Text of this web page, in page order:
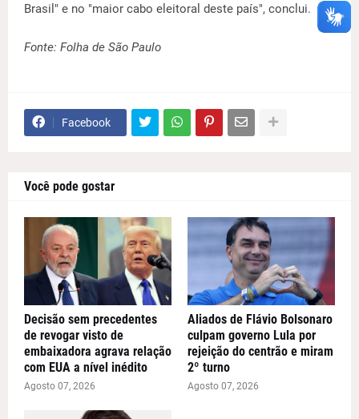
Brasil" e no "maior cabo eleitoral deste país", conclui.
Fonte: Folha de São Paulo
Facebook
Você pode gostar
Decisão sem precedentes
de revogar visto de
embaixadora agrava relação
com EUA a nível inédito
Agosto 07, 2026
Aliados de Flávio Bolsonaro
culpam governo Lula por
rejeição do centrão e miram
2º turno
Agosto 07, 2026